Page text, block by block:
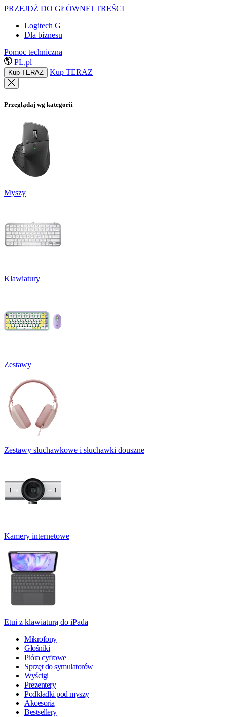
PRZEJDŹ DO GŁÓWNEJ TREŚCI
Logitech G
Dla biznesu
Pomoc techniczna
PL,pl
Kup TERAZ Kup TERAZ
Przeglądaj wg kategorii
Myszy
Klawiatury
Zestawy
Zestawy słuchawkowe i słuchawki douszne
Kamery internetowe
Etui z klawiaturą do iPada
Mikrofony
Głośniki
Pióra cyfrowe
Sprzęt do symulatorów
Wyścigi
Prezentery
Podkładki pod myszy
Akcesoria
Bestsellery